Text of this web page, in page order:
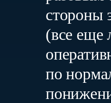
стороны
(все еще
по